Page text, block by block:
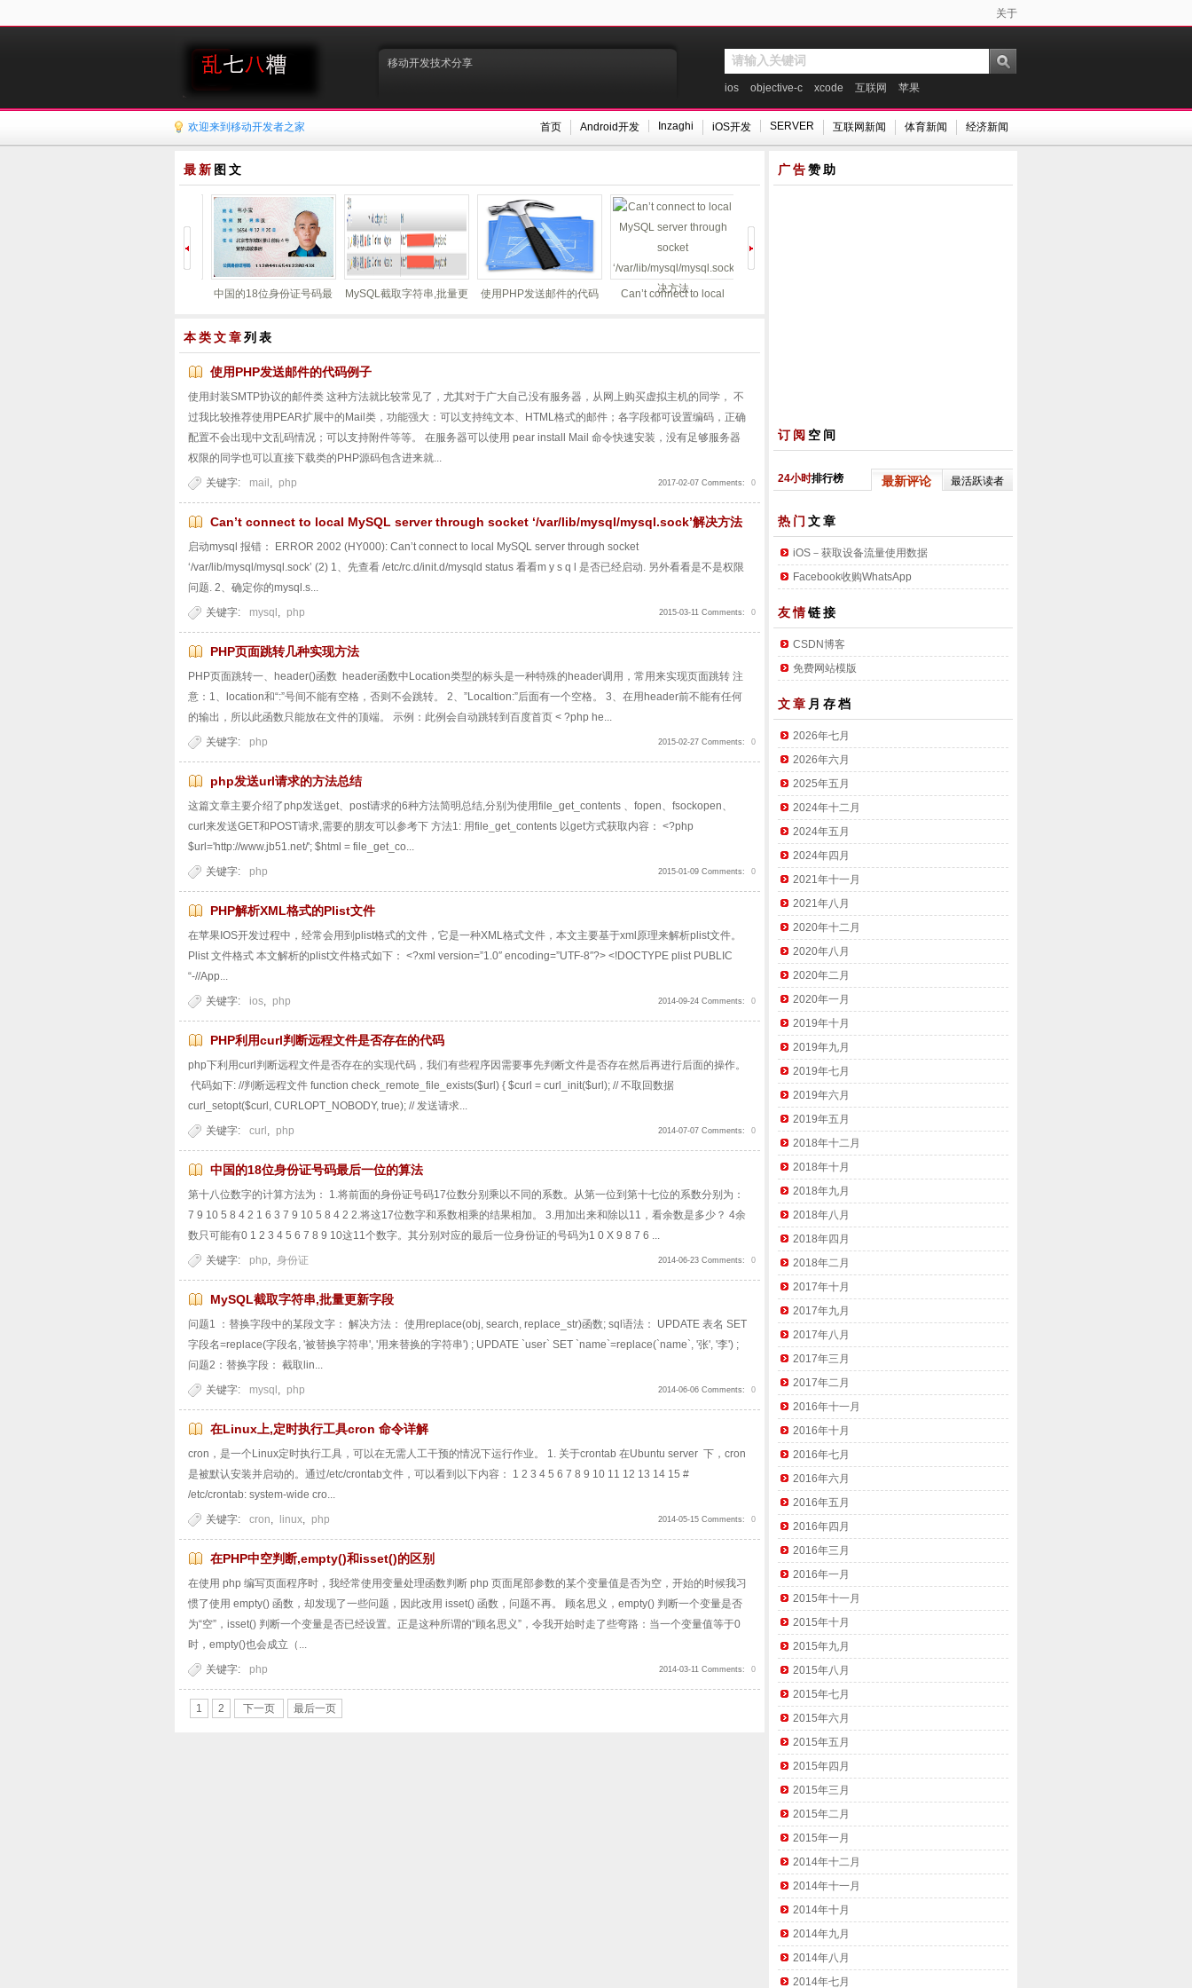
关于
移动开发技术分享
ios
objective-c xcode 互联网 苹果
首页 Android开发 Inzaghi iOS开发 SERVER 互联网新闻 体育新闻 经济新闻
欢迎来到移动开发者之家
最新 图文
使用PHP发送邮件的代码
Can’t connect to local
PHP页面跳转几种实现方
php发送url请求的方法总
本类文章列表
使用PHP发送邮件的代码例子
使用封装SMTP协议的邮件类 这种方法就比较常见了，尤其对于广大自己没有服务器，从网上购买虚拟主机的同学， 不
过我比较推荐使用PEAR扩展中的Mail类，功能强大：可以支持纯文本、HTML格式的邮件；各字段都可设置编码，正确
配置不会出现中文乱码情况；可以支持附件等等。 在服务器可以使用 pear install Mail 命令快速安装，没有足够服务器
权限的同学也可以直接下载类的PHP源码包含进来就...
2017-02-07 Comments: 0
关键字: mail , php
Can’t connect to local MySQL server through socket ‘/var/lib/mysql/mysql.sock’解决方法
启动mysql 报错： ERROR 2002 (HY000): Can’t connect to local MySQL server through socket
‘/var/lib/mysql/mysql.sock’ (2) 1、先查看 /etc/rc.d/init.d/mysqld status 看看m y s q l 是否已经启动. 另外看看是不是权限
问题. 2、确定你的mysql.s...
2015-03-11 Comments: 0
关键字: mysql , php
PHP页面跳转几种实现方法
PHP页面跳转一、header()函数 header函数中Location类型的标头是一种特殊的header调用，常用来实现页面跳转 注
意：1、location和“:”号间不能有空格，否则不会跳转。 2、”Localtion:”后面有一个空格。 3、在用header前不能有任何
的输出，所以此函数只能放在文件的顶端。 示例：此例会自动跳转到百度首页 < ?php he...
2015-02-27 Comments: 0
关键字: php
php发送url请求的方法总结
这篇文章主要介绍了php发送get、post请求的6种方法简明总结,分别为使用file_get_contents 、fopen、fsockopen、
curl来发送GET和POST请求,需要的朋友可以参考下 方法1: 用file_get_contents 以get方式获取内容： <?php
$url='http://www.jb51.net/'; $html = file_get_co...
2015-01-09 Comments: 0
关键字: php
PHP解析XML格式的Plist文件
在苹果IOS开发过程中，经常会用到plist格式的文件，它是一种XML格式文件，本文主要基于xml原理来解析plist文件。
Plist 文件格式 本文解析的plist文件格式如下： <?xml version=”1.0″ encoding=”UTF-8″?> <!DOCTYPE plist PUBLIC
“-//App...
2014-09-24 Comments: 0
关键字: ios, php
PHP利用curl判断远程文件是否存在的代码
php下利用curl判断远程文件是否存在的实现代码，我们有些程序因需要事先判断文件是否存在然后再进行后面的操作。
代码如下: //判断远程文件 function check_remote_file_exists($url) { $curl = curl_init($url); // 不取回数据
curl_setopt($curl, CURLOPT_NOBODY, true); // 发送请求...
2014-07-07 Comments: 0
关键字: curl , php
中国的18位身份证号码最后一位的算法
第十八位数字的计算方法为： 1.将前面的身份证号码17位数分别乘以不同的系数。从第一位到第十七位的系数分别为：
7 9 10 5 8 4 2 1 6 3 7 9 10 5 8 4 2 2.将这17位数字和系数相乘的结果相加。 3.用加出来和除以11，看余数是多少？ 4余
数只可能有0 1 2 3 4 5 6 7 8 9 10这11个数字。其分别对应的最后一位身份证的号码为1 0 X 9 8 7 6 ...
2014-06-23 Comments: 0
关键字: php, 身份证
MySQL截取字符串,批量更新字段
问题1 ：替换字段中的某段文字： 解决方法： 使用replace(obj, search, replace_str)函数; sql语法： UPDATE 表名 SET
字段名=replace(字段名, '被替换字符串', '用来替换的字符串') ; UPDATE `user` SET `name`=replace(`name`, '张', '李') ;
问题2：替换字段： 截取lin...
2014-06-06 Comments: 0
关键字: mysql , php
在Linux上,定时执行工具cron 命令详解
cron，是一个Linux定时执行工具，可以在无需人工干预的情况下运行作业。 1. 关于crontab 在Ubuntu server 下，cron
是被默认安装并启动的。通过/etc/crontab文件，可以看到以下内容： 1 2 3 4 5 6 7 8 9 10 11 12 13 14 15 #
/etc/crontab: system-wide cro...
2014-05-15 Comments: 0
关键字: cron, linux, php
在PHP中空判断,empty()和isset()的区别
在使用 php 编写页面程序时，我经常使用变量处理函数判断 php 页面尾部参数的某个变量值是否为空，开始的时候我习
惯了使用 empty() 函数，却发现了一些问题，因此改用 isset() 函数，问题不再。 顾名思义，empty() 判断一个变量是否
为“空”，isset() 判断一个变量是否已经设置。正是这种所谓的“顾名思义”，令我开始时走了些弯路：当一个变量值等于0
时，empty()也会成立（...
2014-03-11 Comments: 0
关键字: php
1 2 下一页 最后一页
广告赞助
订阅 空间
24小时排行榜 最新评论 最活跃读者
热门 文章
iOS－获取设备流量使用数据
Facebook收购WhatsApp
友情链接
CSDN博客
免费网站模版
文章 月存档
2026年七月
2026年六月
2025年五月
2024年十二月
2024年五月
2024年四月
2021年十一月
2021年八月
2020年十二月
2020年八月
2020年二月
2020年一月
2019年十月
2019年九月
2019年七月
2019年六月
2019年五月
2018年十二月
2018年十月
2018年九月
2018年八月
2018年四月
2018年二月
2017年十月
2017年九月
2017年八月
2017年三月
2017年二月
2016年十一月
2016年十月
2016年七月
2016年六月
2016年五月
2016年四月
2016年三月
2016年一月
2015年十一月
2015年十月
2015年九月
2015年八月
2015年七月
2015年六月
2015年五月
2015年四月
2015年三月
2015年二月
2015年一月
2014年十二月
2014年十一月
2014年十月
2014年九月
2014年八月
2014年七月